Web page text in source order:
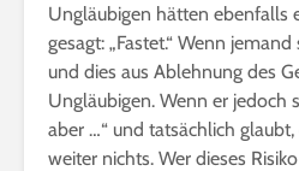
Ungläubigen hätten ebenfalls
gesagt: „Fastet.“ Wenn jemand
und dies aus Ablehnung des
Ungläubigen. Wenn er jedoch
aber …“ und tatsächlich
weiter nichts. Wer dieses